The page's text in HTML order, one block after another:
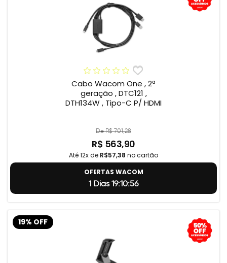
Cabo Wacom One , 2ª
geração , DTC121 ,
DTH134W , Tipo-C P/ HDMI
De R$ 701,28
R$ 563,90
Até 12x de R$57,38 no cartão
OFERTAS WACOM
1 Dias 19:10:55
19% OFF